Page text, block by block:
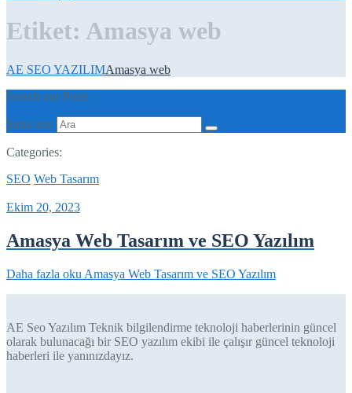
Etiket: Amasya web
AE SEO YAZILIMAmasya web
Search our Posts
Şunu ara:
Categories:
SEO Web Tasarım
Ekim 20, 2023
Amasya Web Tasarım ve SEO Yazılım
Daha fazla oku Amasya Web Tasarım ve SEO Yazılım
AE Seo Yazılım Teknik bilgilendirme teknoloji haberlerinin güncel
olarak bulunacağı bir SEO yazılım ekibi ile çalışır güncel teknoloji
haberleri ile yanınızdayız.